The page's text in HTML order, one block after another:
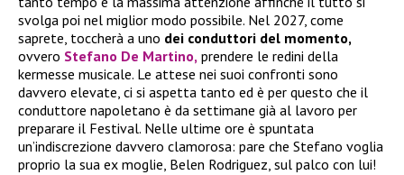
svolga poi nel miglior modo possibile. Nel 2027, come
saprete, toccherà a uno dei conduttori del momento,
ovvero Stefano De Martino, prendere le redini della
kermesse musicale. Le attese nei suoi confronti sono
davvero elevate, ci si aspetta tanto ed è per questo che il
conduttore napoletano è da settimane già al lavoro per
preparare il Festival. Nelle ultime ore è spuntata
un’indiscrezione davvero clamorosa: pare che Stefano voglia
proprio la sua ex moglie, Belen Rodriguez, sul palco con lui!